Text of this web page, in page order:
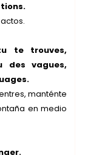
te trouves,
des vagues,
manténte
en medio